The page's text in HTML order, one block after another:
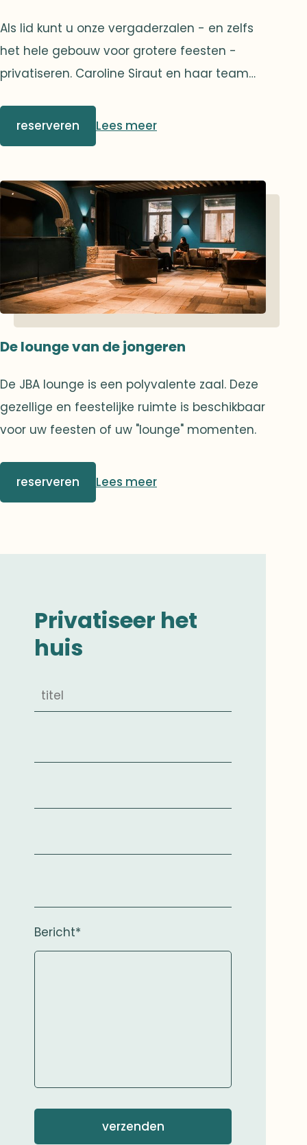
Als lid kunt u onze vergaderzalen - en zelfs
het hele gebouw voor grotere feesten -
privatiseren. Caroline Siraut en haar team
toveren tot een onvergetelijke ervaring.
reserveren Lees meer
De lounge van de jongeren
De JBA lounge is een polyvalente zaal. Deze
gezellige en feestelijke ruimte is beschikbaar
voor uw feesten of uw "lounge" momenten.
reserveren Lees meer
Privatiseer het
huis
Bericht*
verzenden